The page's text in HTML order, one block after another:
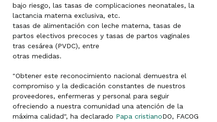
bajo riesgo, las tasas de complicaciones neonatales, la
lactancia materna exclusiva, etc.
tasas de alimentación con leche materna, tasas de
partos electivos precoces y tasas de partos vaginales
tras cesárea (PVDC), entre
otras medidas.
"Obtener este reconocimiento nacional demuestra el
compromiso y la dedicación constantes de nuestros
proveedores, enfermeras y personal para seguir
ofreciendo a nuestra comunidad una atención de la
máxima calidad", ha declarado Papa cristianoDO, FACOG